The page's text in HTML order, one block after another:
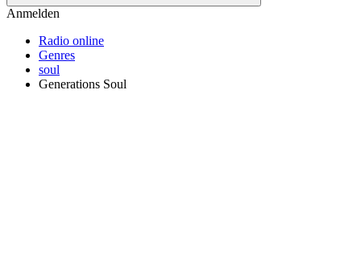
Anmelden
Radio online
Genres
soul
Generations Soul